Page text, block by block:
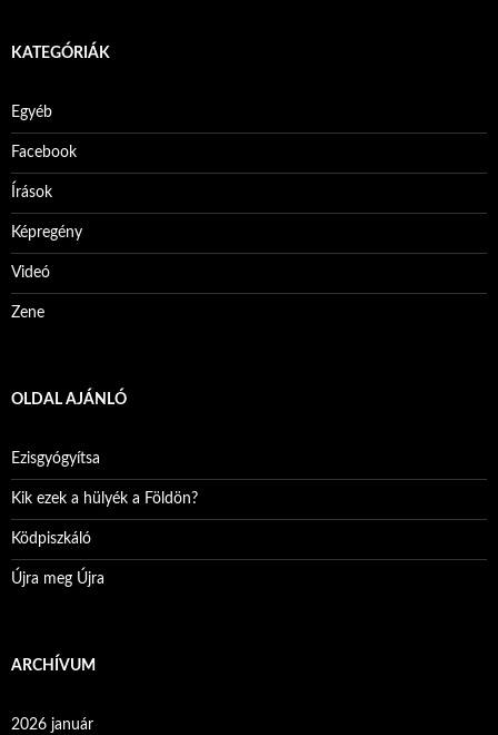
KATEGÓRIÁK
Egyéb
Facebook
Írások
Képregény
Videó
Zene
OLDAL AJÁNLÓ
Ezisgyógyítsa
Kik ezek a hülyék a Földön?
Ködpiszkáló
Újra meg Újra
ARCHÍVUM
2026 január